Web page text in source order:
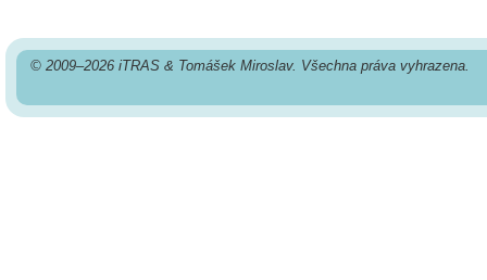
© 2009–2026 iTRAS & Tomášek Miroslav. Všechna práva vyhrazena.